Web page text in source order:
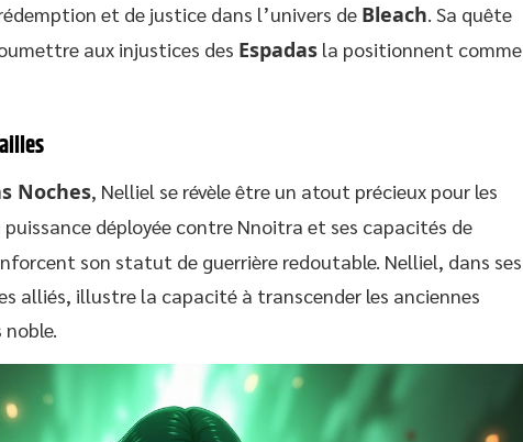
et de justice dans l’univers de Bleach. Sa quête
aux injustices des Espadas la positionnent comme
Noches, Nelliel se révèle être un atout précieux pour les
puissance déployée contre Nnoitra et ses capacités de
son statut de guerrière redoutable. Nelliel, dans ses
alliés, illustre la capacité à transcender les anciennes